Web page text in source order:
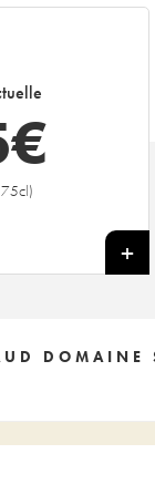
€
+
DOMAINE